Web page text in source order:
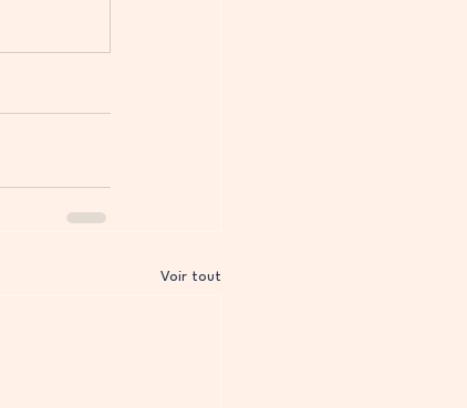
Voir tout